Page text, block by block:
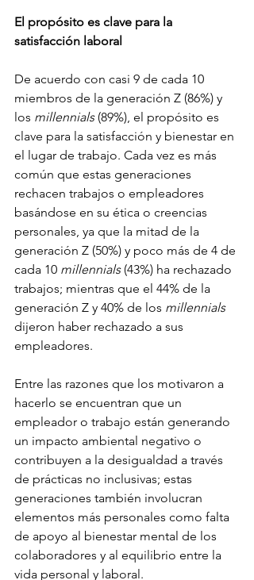
El propósito es clave para la
satisfacción laboral
De acuerdo con casi 9 de cada 10
miembros de la generación Z (86%) y
los millennials (89%), el propósito es
clave para la satisfacción y bienestar en
el lugar de trabajo. Cada vez es más
común que estas generaciones
rechacen trabajos o empleadores
basándose en su ética o creencias
personales, ya que la mitad de la
generación Z (50%) y poco más de 4 de
cada 10 millennials (43%) ha rechazado
trabajos; mientras que el 44% de la
generación Z y 40% de los millennials
dijeron haber rechazado a sus
empleadores.
Entre las razones que los motivaron a
hacerlo se encuentran que un
empleador o trabajo están generando
un impacto ambiental negativo o
contribuyen a la desigualdad a través
de prácticas no inclusivas; estas
generaciones también involucran
elementos más personales como falta
de apoyo al bienestar mental de los
colaboradores y al equilibrio entre la
vida personal y laboral.